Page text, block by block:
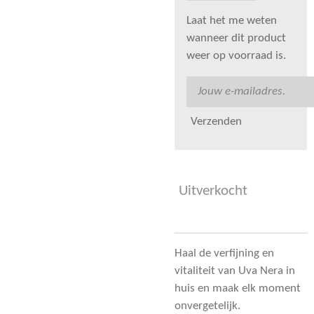
Laat het me weten
wanneer dit product
weer op voorraad is.
Verzenden
Uitverkocht
Haal de verfijning en
vitaliteit van Uva Nera in
huis en maak elk moment
onvergetelijk.